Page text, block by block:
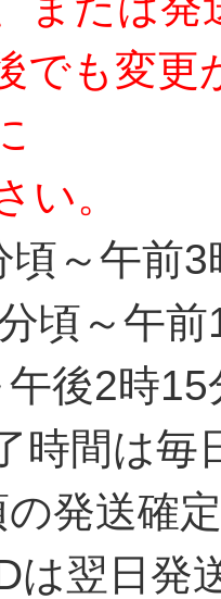
でも変
い。
頃～午前3
頃～午
後2時15
時間は毎
発送確
は翌日発